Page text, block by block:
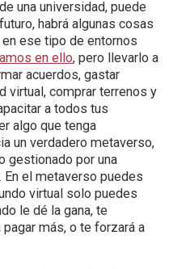
una universidad, puede
habrá algunas cosas
ese tipo de entornos
en ello, pero llevarlo a
acuerdos, gastar
virtual, comprar terrenos y
a todos tus
algo que tenga
un verdadero metaverso,
gestionado por una
En el metaverso puedes
virtual solo puedes
le dé la gana, te
más, o te forzará a